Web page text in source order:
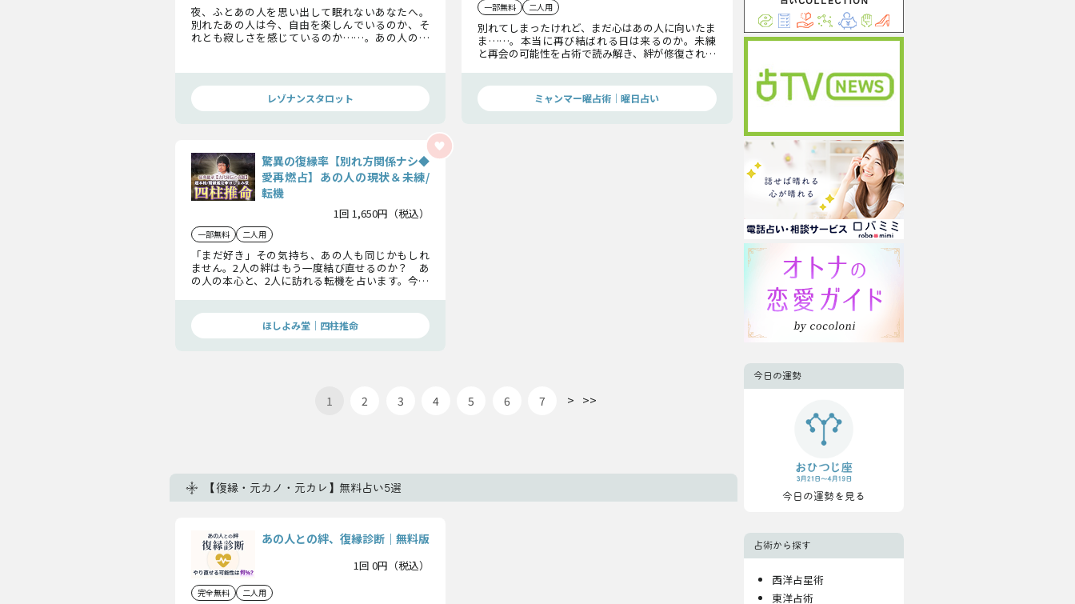
夜、ふとあの人を思い出して眠れないあなたへ。
別れたあの人は今、自由を楽しんでいるのか、そ
れとも寂しさを感じているのか……。あの人の心
レゾナンスタロット
一部無料 二人用
別れてしまったけれど、まだ心はあの人に向いたま
ま……。本当に再び結ばれる日は来るのか。未練
と再会の可能性を占術で読み解き、絆が修復される
ミャンマー曜占術│曜日占い
驚異の復縁率【別れ方関係ナシ◆
愛再燃占】あの人の現状＆未練/
転機
1回 1,650円（税込）
一部無料 二人用
「まだ好き」その気持ち、あの人も同じかもしれ
ません。2人の絆はもう一度結び直せるのか？ あ
の人の本心と、2人に訪れる転機を占います。今の
ほしよみ堂｜四柱推命
1 2 3 4 5 6 7 > >>
【復縁・元カノ・元カレ】無料占い5選
あの人との絆、復縁診断｜無料版
1回 0円（税込）
完全無料 二人用
今日の運勢
今日の運勢を見る
占術から探す
西洋占星術
東洋占術